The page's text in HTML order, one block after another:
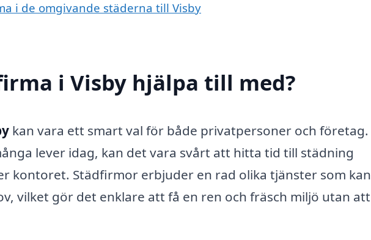
i de omgivande städerna till Visby
i Visby hjälpa till med?
kan vara ett smart val för både privatpersoner och företag.
lever idag, kan det vara svårt att hitta tid till städning
kontoret. Städfirmor erbjuder en rad olika tjänster som kan
vilket gör det enklare att få en ren och fräsch miljö utan att